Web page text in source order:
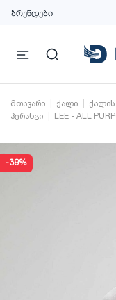
ბრენდები
მთავარი ქალი
პერანგი
LEE - ALL
-39%